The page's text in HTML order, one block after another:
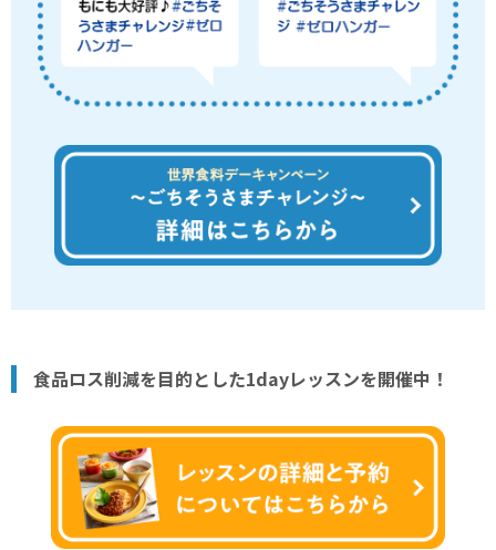
食品ロス削減を目的とした1dayレッスンを開催中！